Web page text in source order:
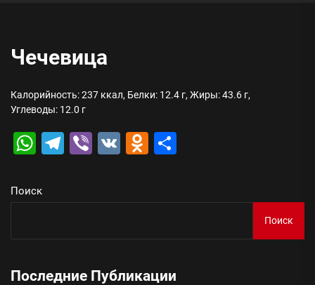
Чечевица
Калорийность: 237 ккал, Белки: 12.4 г, Жиры: 43.6 г,
Углеводы: 12.0 г
WhatsApp
Telegram
Viber
VK Odnoklassniki
Поиск
Поиск
Последние Публикации